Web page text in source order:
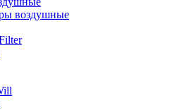
воздушные